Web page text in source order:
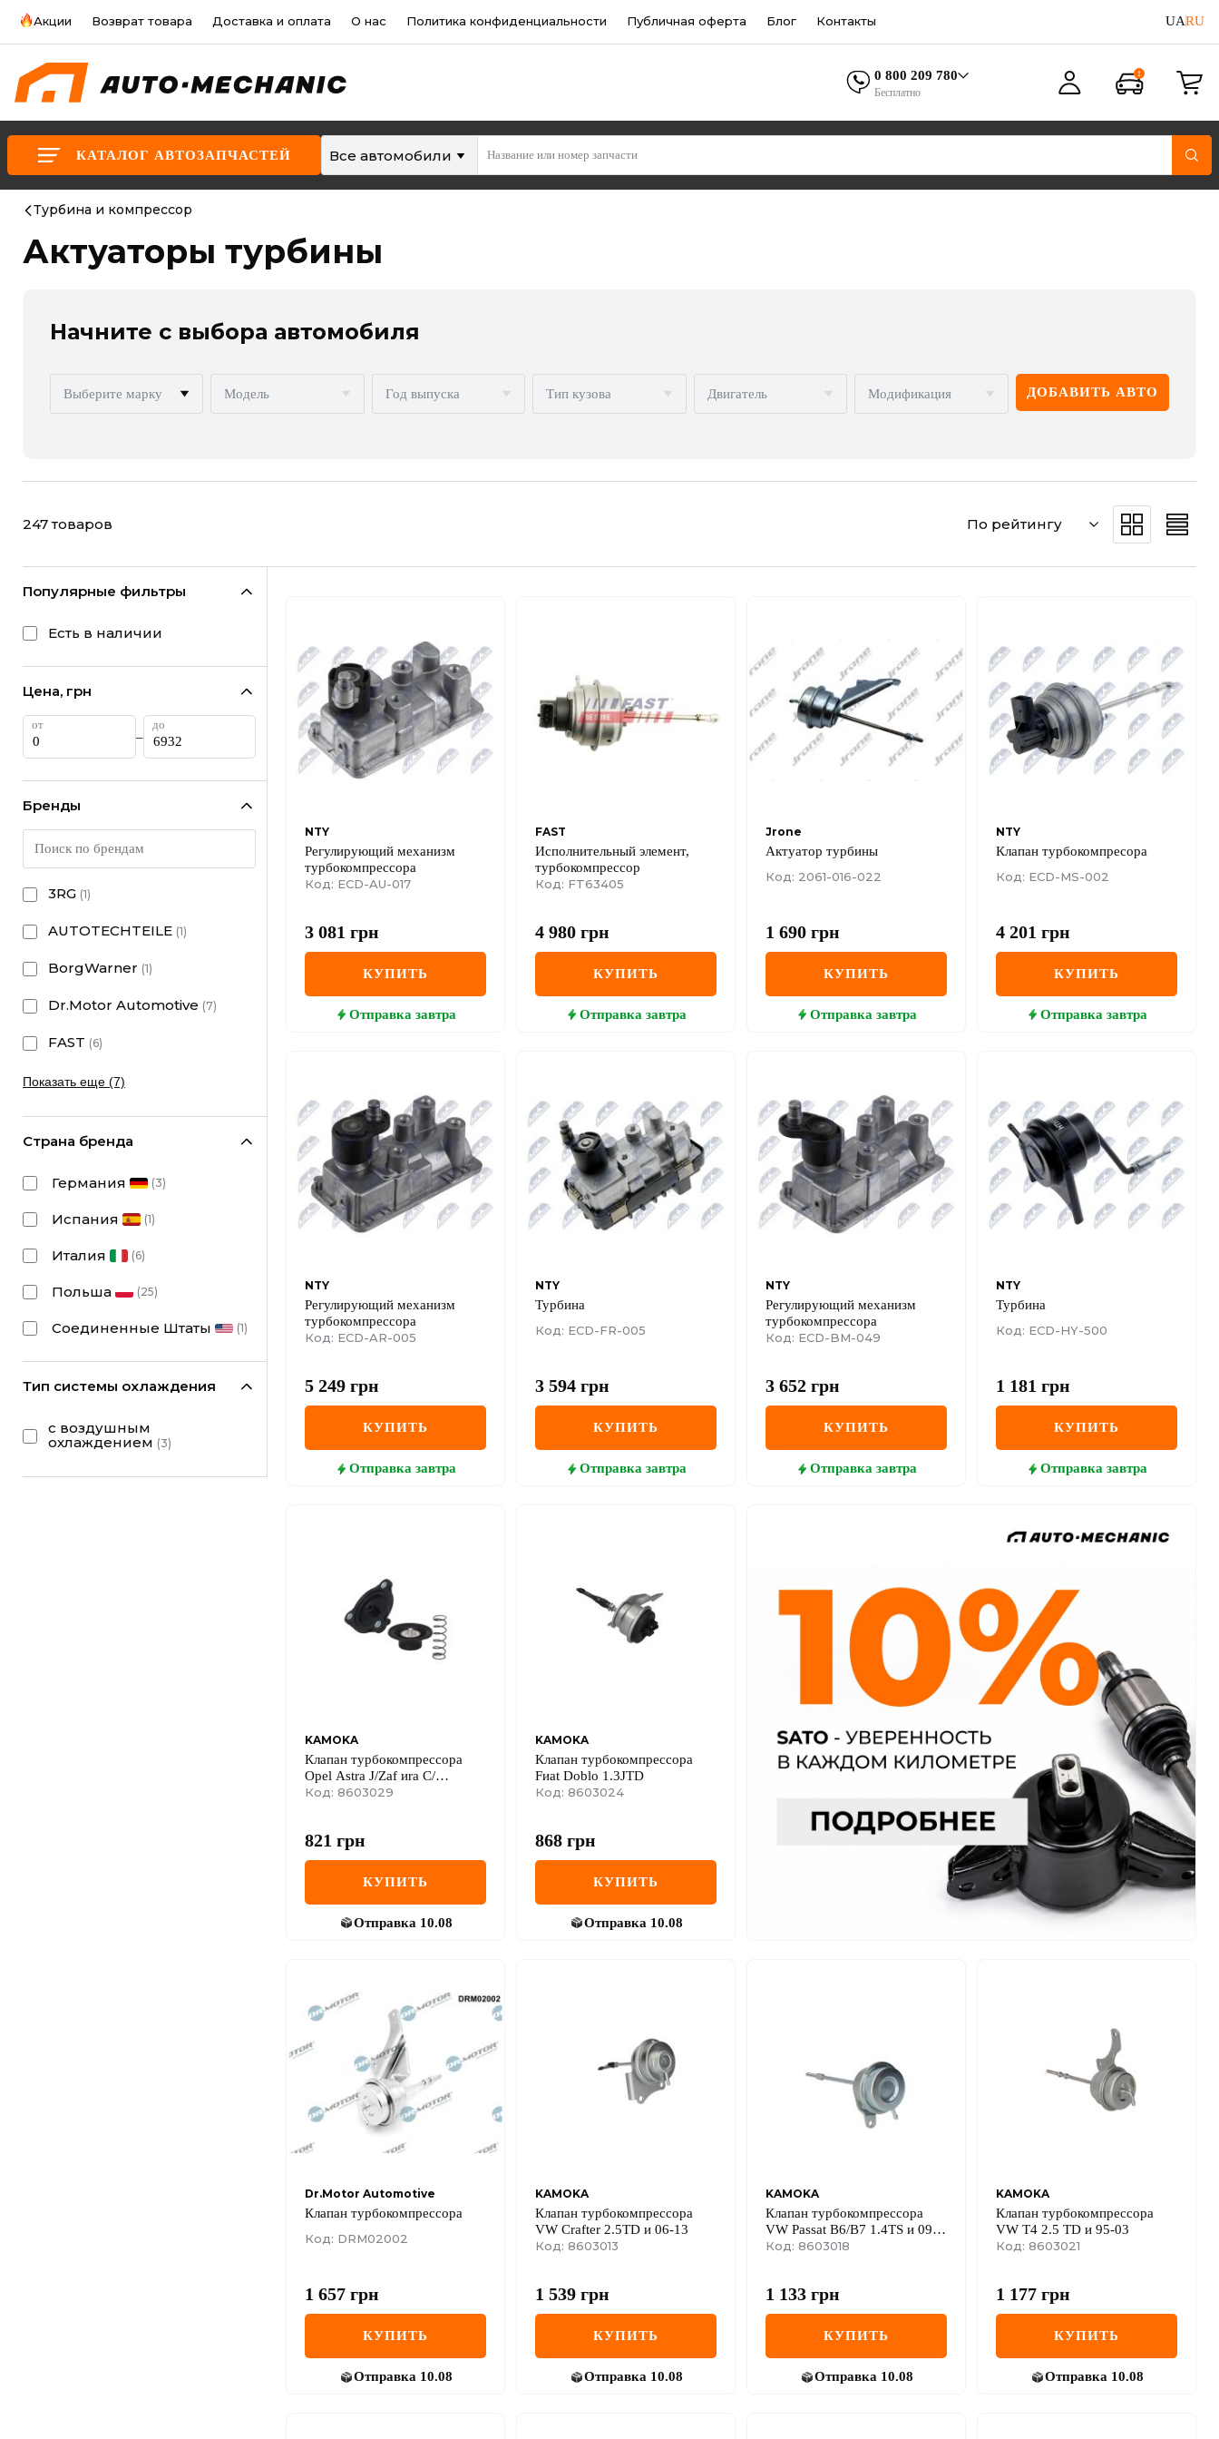
Акции Возврат товара Доставка и оплата О нас Политика конфиденциальности Публичная оферта Блог Контакты UARU
0 800 209 780
Бесплатно
КАТАЛОГ АВТОЗАПЧАСТЕЙ Все автомобили
Турбина и компрессор
Актуаторы турбины
Начните с выбора автомобиля
Выберите марку
GREAT WALL HAVAL
MITSUBISHI NISSAN PEUGEOT POLESTAR PORSCHE
RAVON RENAULT SEAT SKODA SMART SSANGYONG
SUBARU SUZUKI TESLA TOYOTA VOLVO ZEEKR
Модель Год выпуска Тип кузова Двигатель Модификация ДОБАВИТЬ АВТО
По рейтингу
247 товаров
Популярные фильтры
Есть в наличии
Цена, грн
–
Бренды
3RG (1)
AUTOTECHTEILE (1)
BorgWarner (1)
Dr.Motor Automotive (7)
FAST (6)
Показать еще (7)
Страна бренда
Германия (3)
Испания (1)
Италия (6)
Польша (25)
Соединенные Штаты (1)
Тип системы охлаждения
с воздушным
охлаждением (3)
NTY
Регулирующий механизм
турбокомпрессора
Код: ECD-AU-017
3 081 грн
КУПИТЬ
Отправка завтра
FAST
Исполнительный элемент,
турбокомпрессор
Код: FT63405
4 980 грн
КУПИТЬ
Отправка завтра
Jrone
Актуатор турбины
Код: 2061-016-022
1 690 грн
КУПИТЬ
Отправка завтра
NTY
Клапан турбокомпресора
Код: ECD-MS-002
4 201 грн
КУПИТЬ
Отправка завтра
NTY
Регулирующий механизм
турбокомпрессора
Код: ECD-AR-005
5 249 грн
КУПИТЬ
Отправка завтра
NTY
Турбина
Код: ECD-FR-005
3 594 грн
КУПИТЬ
Отправка завтра
NTY
Регулирующий механизм
турбокомпрессора
Код: ECD-BM-049
3 652 грн
КУПИТЬ
Отправка завтра
NTY
Турбина
Код: ECD-HY-500
1 181 грн
КУПИТЬ
Отправка завтра
KAMOKA
Клапан турбокомпрессора
Opel Astra J/Zaf иra C/
иnsиgnиa A
Код: 8603029
821 грн
КУПИТЬ
Отправка 10.08
KAMOKA
Клапан турбокомпрессора
Fиat Doblo 1.3JTD
Код: 8603024
868 грн
КУПИТЬ
Отправка 10.08
Dr.Motor Automotive
Клапан турбокомпрессора
Код: DRM02002
1 657 грн
КУПИТЬ
Отправка 10.08
KAMOKA
Клапан турбокомпрессора
VW Crafter 2.5TD и 06-13
Код: 8603013
1 539 грн
КУПИТЬ
Отправка 10.08
KAMOKA
Клапан турбокомпрессора
VW Passat B6/B7 1.4TS и 09-
14
Код: 8603018
1 133 грн
КУПИТЬ
Отправка 10.08
KAMOKA
Клапан турбокомпрессора
VW T4 2.5 TD и 95-03
Код: 8603021
1 177 грн
КУПИТЬ
Отправка 10.08